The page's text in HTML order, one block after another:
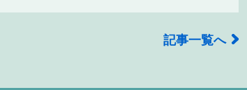
記事一覧へ